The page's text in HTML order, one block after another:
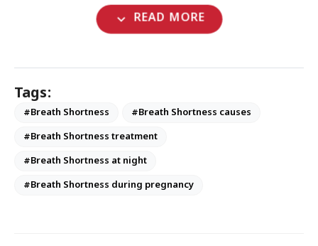
expand_more READ MORE
Tags:
#Breath Shortness
#Breath Shortness causes
#Breath Shortness treatment
#Breath Shortness at night
#Breath Shortness during pregnancy